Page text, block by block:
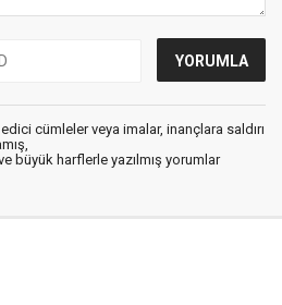
cümleler veya imalar, inançlara saldırı
büyük harflerle yazılmış yorumlar